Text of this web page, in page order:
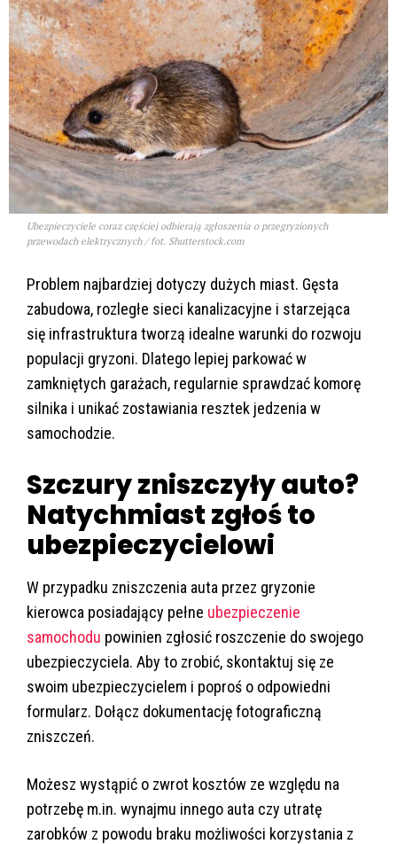
Ubezpieczyciele coraz częściej odbierają zgłoszenia o przegryzionych
przewodach elektrycznych / fot. Shutterstock.com
Problem najbardziej dotyczy dużych miast. Gęsta
zabudowa, rozległe sieci kanalizacyjne i starzejąca
się infrastruktura tworzą idealne warunki do rozwoju
populacji gryzoni. Dlatego lepiej parkować w
zamkniętych garażach, regularnie sprawdzać komorę
silnika i unikać zostawiania resztek jedzenia w
samochodzie.
Szczury zniszczyły auto?
Natychmiast zgłoś to
ubezpieczycielowi
W przypadku zniszczenia auta przez gryzonie
kierowca posiadający pełne ubezpieczenie
samochodu powinien zgłosić roszczenie do swojego
ubezpieczyciela. Aby to zrobić, skontaktuj się ze
swoim ubezpieczycielem i poproś o odpowiedni
formularz. Dołącz dokumentację fotograficzną
zniszczeń.
Możesz wystąpić o zwrot kosztów ze względu na
potrzebę m.in. wynajmu innego auta czy utratę
zarobków z powodu braku możliwości korzystania z